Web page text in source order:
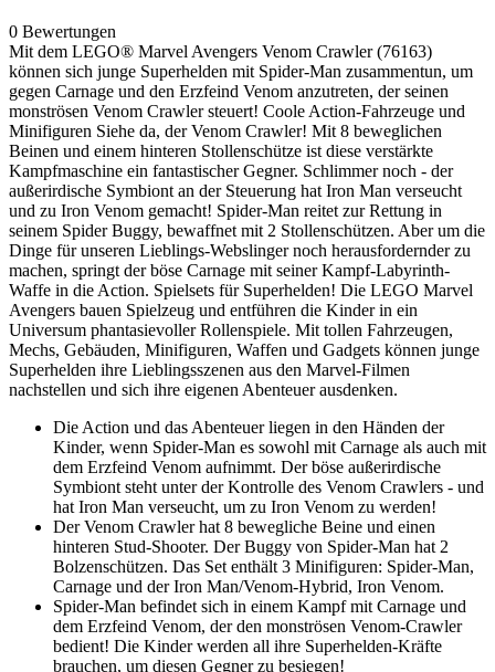
0 Bewertungen
Mit dem LEGO® Marvel Avengers Venom Crawler (76163)
können sich junge Superhelden mit Spider-Man zusammentun, um
gegen Carnage und den Erzfeind Venom anzutreten, der seinen
monströsen Venom Crawler steuert! Coole Action-Fahrzeuge und
Minifiguren Siehe da, der Venom Crawler! Mit 8 beweglichen
Beinen und einem hinteren Stollenschütze ist diese verstärkte
Kampfmaschine ein fantastischer Gegner. Schlimmer noch - der
außerirdische Symbiont an der Steuerung hat Iron Man verseucht
und zu Iron Venom gemacht! Spider-Man reitet zur Rettung in
seinem Spider Buggy, bewaffnet mit 2 Stollenschützen. Aber um die
Dinge für unseren Lieblings-Webslinger noch herausfordernder zu
machen, springt der böse Carnage mit seiner Kampf-Labyrinth-
Waffe in die Action. Spielsets für Superhelden! Die LEGO Marvel
Avengers bauen Spielzeug und entführen die Kinder in ein
Universum phantasievoller Rollenspiele. Mit tollen Fahrzeugen,
Mechs, Gebäuden, Minifiguren, Waffen und Gadgets können junge
Superhelden ihre Lieblingsszenen aus den Marvel-Filmen
nachstellen und sich ihre eigenen Abenteuer ausdenken.
Die Action und das Abenteuer liegen in den Händen der
Kinder, wenn Spider-Man es sowohl mit Carnage als auch mit
dem Erzfeind Venom aufnimmt. Der böse außerirdische
Symbiont steht unter der Kontrolle des Venom Crawlers - und
hat Iron Man verseucht, um zu Iron Venom zu werden!
Der Venom Crawler hat 8 bewegliche Beine und einen
hinteren Stud-Shooter. Der Buggy von Spider-Man hat 2
Bolzenschützen. Das Set enthält 3 Minifiguren: Spider-Man,
Carnage und der Iron Man/Venom-Hybrid, Iron Venom.
Spider-Man befindet sich in einem Kampf mit Carnage und
dem Erzfeind Venom, der den monströsen Venom-Crawler
bedient! Die Kinder werden all ihre Superhelden-Kräfte
brauchen, um diesen Gegner zu besiegen!